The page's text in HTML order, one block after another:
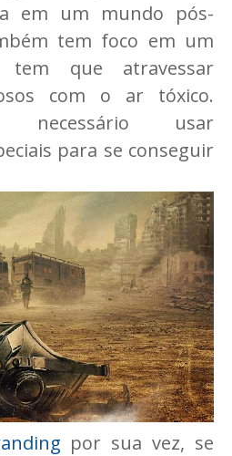
em um mundo pós-
tem foco em um
tem que atravessar
com o ar tóxico.
necessário usar
para se conseguir
por sua vez, se